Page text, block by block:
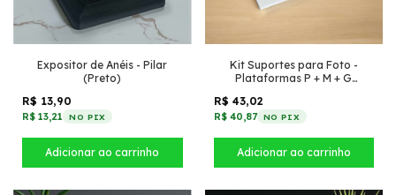
Expositor de Anéis - Pilar
(Preto)
R$ 13,90
R$ 13,21 NO PIX
Kit Suportes para Foto -
Plataformas P + M + G
R$ 43,02
R$ 40,87 NO PIX